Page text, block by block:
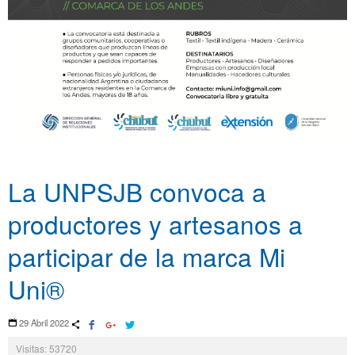
La UNPSJB convoca a
productores y artesanos a
participar de la marca Mi
Uni®
29 Abril 2022
Visitas: 53720